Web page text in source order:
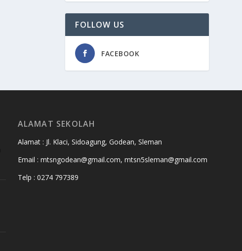
FOLLOW US
FACEBOOK
ALAMAT SEKOLAH
Alamat : Jl. Klaci, Sidoagung, Godean, Sleman
Email : mtsngodean@gmail.com, mtsn5sleman@gmail.com
Telp : 0274 797389